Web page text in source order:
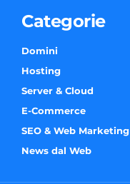
Categorie
Domini
Hosting
Server & Cloud
E-Commerce
SEO & Web Marketing
News dal Web